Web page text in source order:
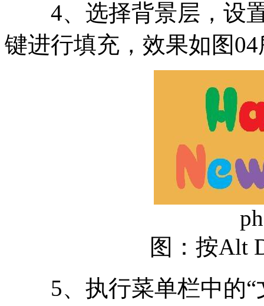
4、选择背景层，设置
键进行填充，效果如图
图：按Alt
5、执行菜单栏中的“